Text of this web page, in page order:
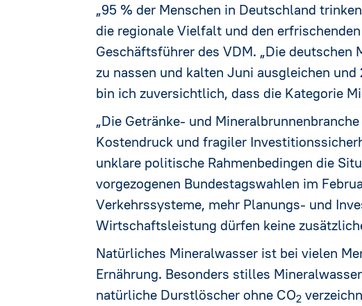
„95 % der Menschen in Deutschland
die regionale Vielfalt und den
Geschäftsführer des VDM. „Die
zu nassen und kalten Juni ausgleichen
bin ich zuversichtlich, dass die Kategorie
„Die Getränke- und
Kostendruck und fragiler
unklare politische Rahmenbedingen die
vorgezogenen Bundestagswahlen im
Verkehrssysteme, mehr Planungs- und
Wirtschaftsleistung dürfen keine
Natürliches Mineralwasser ist bei vielen
Ernährung. Besonders stilles
natürliche Durstlöscher ohne CO2